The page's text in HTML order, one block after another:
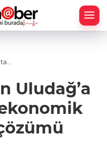
Uludağ’a